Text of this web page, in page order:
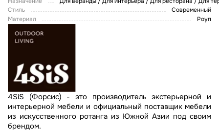
Стиль
Современный
Материал
Роуп
4SiS (Форсис) - это производитель экстерьерной и
интерьерной мебели и официальный поставщик мебели
из искусственного ротанга из Южной Азии под своим
брендом.